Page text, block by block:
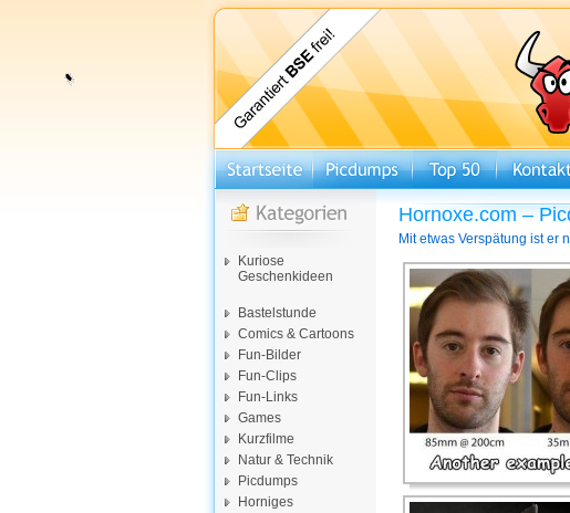
Kuriose
Geschenkideen
Bastelstunde
Comics & Cartoons
Fun-Bilder
Fun-Clips
Fun-Links
Games
Kurzfilme
Natur & Technik
Picdumps
Horniges
Hornoxe.com –
Mit etwas Verspätung ist er